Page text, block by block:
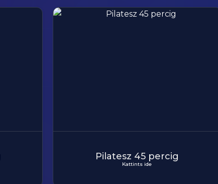
Pilatesz 45 percig
Kattints ide